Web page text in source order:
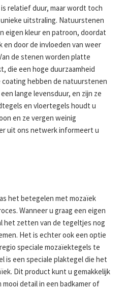
relatief duur, maar wordt toch
uitstraling. Natuurstenen
eigen kleur en patroon, doordat
door de invloeden van weer
de stenen worden platte
die een hoge duurzaamheid
coating hebben de natuurstenen
lange levensduur, en zijn ze
en vloertegels houdt u
en ze vergen weinig
uit ons netwerk informeert u
het betegelen met mozaïek
Wanneer u graag een eigen
het zetten van de tegeltjes nog
Het is echter ook een optie
speciale mozaïektegels te
is een speciale plaktegel die het
Dit product kunt u gemakkelijk
detail in een badkamer of